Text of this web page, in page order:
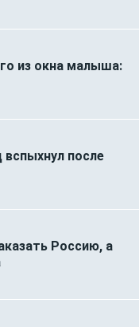
из окна малыша:
после
Россию, а